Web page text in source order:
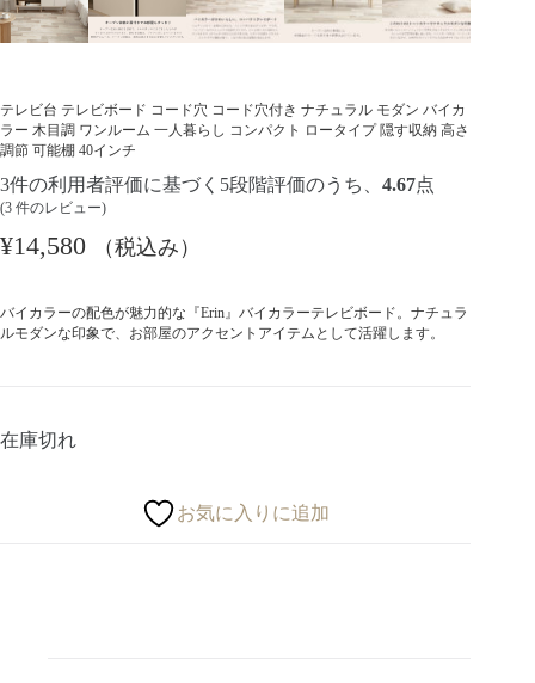
テレビ台 テレビボード コード穴 コード穴付き ナチュラル モダン バイカ
ラー 木目調 ワンルーム 一人暮らし コンパクト ロータイプ 隠す収納 高さ
調節 可能棚 40インチ
3件の利用者評価に基づく5段階評価のうち、 4.67点
(3 件のレビュー)
¥14,580 （税込み）
バイカラーの配色が魅力的な『Erin』バイカラーテレビボード。ナチュラ
ルモダンな印象で、お部屋のアクセントアイテムとして活躍します。
在庫切れ
お気に入りに追加